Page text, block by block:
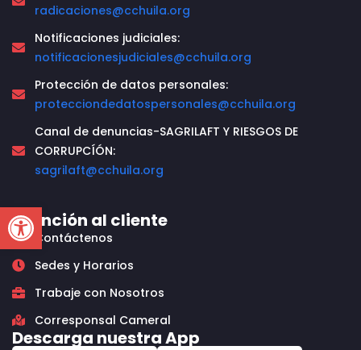
Open toolbar
radicaciones@cchuila.org
Notificaciones judiciales:
notificacionesjudiciales@cchuila.org
Protección de datos personales:
protecciondedatospersonales@cchuila.org
Canal de denuncias-SAGRILAFT Y RIESGOS DE
CORRUPCÍÓN:
sagrilaft@cchuila.org
Atención al cliente
Contáctenos
Sedes y Horarios
Trabaje con Nosotros
Corresponsal Cameral
Descarga nuestra App